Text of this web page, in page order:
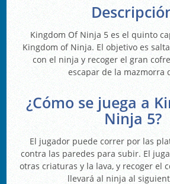
Kingdom Of Ninja 5 es el quinto
Kingdom of Ninja. El objetivo es
con el ninja y recoger el gran
escapar de la mazmorra
¿Cómo se juega a
Ninja 5?
El jugador puede correr por las
contra las paredes para subir. El
otras criaturas y la lava, y recoger el
llevará al ninja al